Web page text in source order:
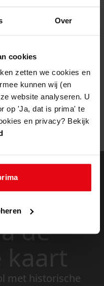
Over
cookies
zetten we cookies en
kunnen wij (en
website analyseren. U
op 'Ja, dat is prima' te
en privacy? Bekijk
door:
lijst van de website
de
kaart
met historische